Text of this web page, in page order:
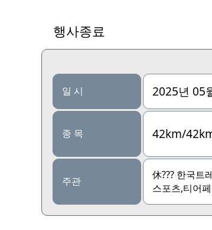
행사종료
일 시 2025년 05
종 목 42km/
주관
休??? 한국트
스포츠,티어